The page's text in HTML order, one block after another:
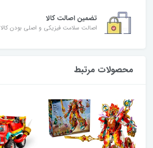
تضمین اصالت کالا
اصالت سلامت فیزیکی و اصلی بودن کالا
محصولات مرتبط